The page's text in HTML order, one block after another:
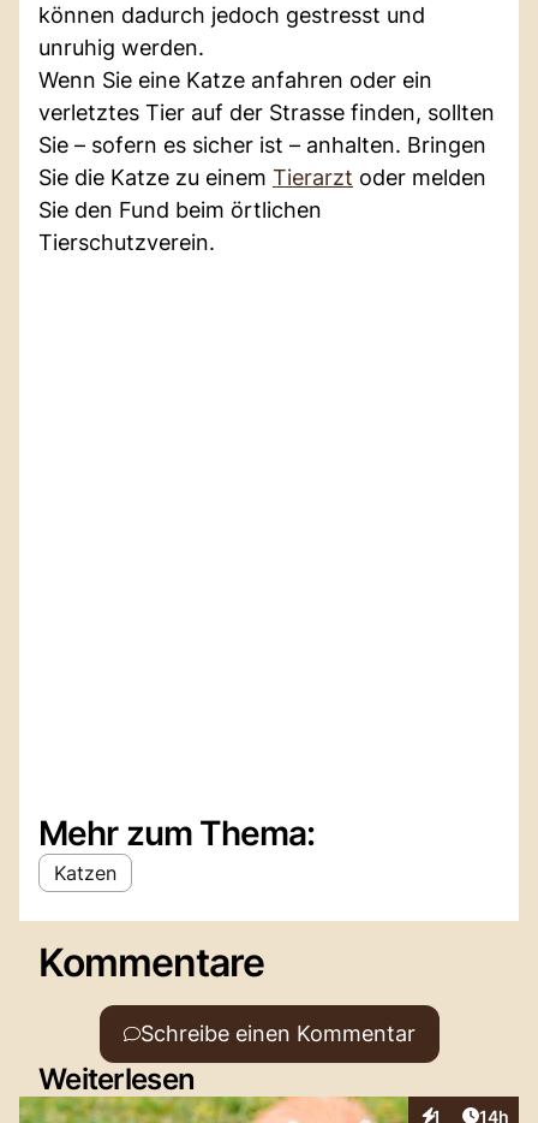
können dadurch jedoch gestresst und
unruhig werden.
Wenn Sie eine Katze anfahren oder ein
verletztes Tier auf der Strasse finden, sollten
Sie – sofern es sicher ist – anhalten. Bringen
Sie die Katze zu einem Tierarzt oder melden
Sie den Fund beim örtlichen
Tierschutzverein.
Mehr zum Thema:
Katzen
Kommentare
Schreibe einen Kommentar
Weiterlesen
1 Artikel
14h